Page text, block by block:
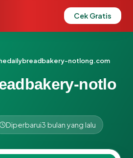
Cek Gratis
notlong.com
notlo
Diperbarui3 bulan yang lalu